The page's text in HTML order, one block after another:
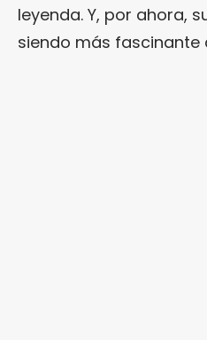
leyenda. Y, por ahora,
siendo más fascinante